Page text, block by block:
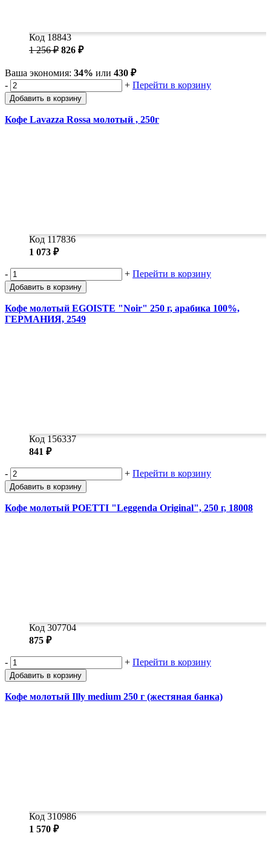
Код 18843
1 256 ₽ 826 ₽
Ваша экономия: 34% или 430 ₽
-
+ Перейти в корзину
Добавить в корзину
Кофе Lavazza Rossa молотый , 250г
Код 117836
1 073 ₽
- + Перейти в корзину
Добавить в корзину
Кофе молотый EGOISTE "Noir" 250 г, арабика 100%,
ГЕРМАНИЯ, 2549
Код 156337
841 ₽
- + Перейти в корзину
Добавить в корзину
Кофе молотый POETTI "Leggenda Original", 250 г, 18008
Код 307704
875 ₽
- + Перейти в корзину
Добавить в корзину
Кофе молотый Illy medium 250 г (жестяная банка)
Код 310986
1 570 ₽